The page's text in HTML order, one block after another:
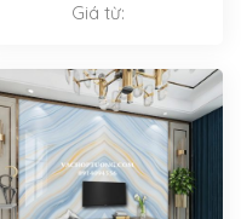
Giá từ: